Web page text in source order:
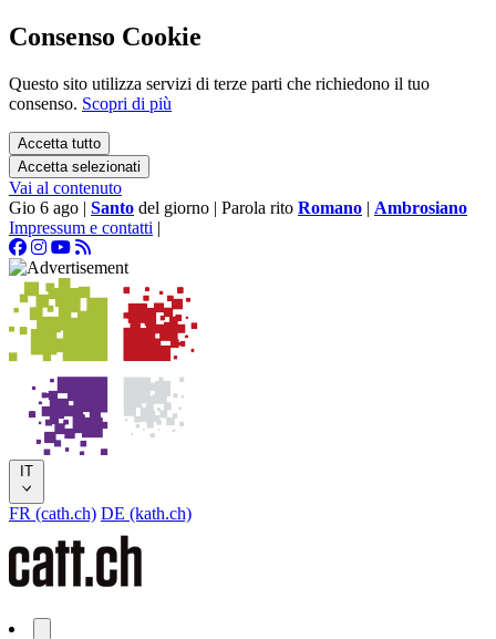
Consenso Cookie
Questo sito utilizza servizi di terze parti che richiedono il tuo
consenso. Scopri di più
Accetta tutto
Accetta selezionati
Vai al contenuto
Gio 6 ago | Santo del giorno | Parola rito Romano | Ambrosiano
Impressum e contatti |
IT
FR (cath.ch) DE (kath.ch)